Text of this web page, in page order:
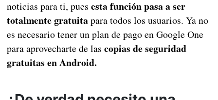
noticias para ti, pues esta función pasa a ser
totalmente gratuitapara todos los usuarios. Ya no
es necesario tener un plan de pago en Google One
para aprovecharte de las copias de seguridad
gratuitas en Android.